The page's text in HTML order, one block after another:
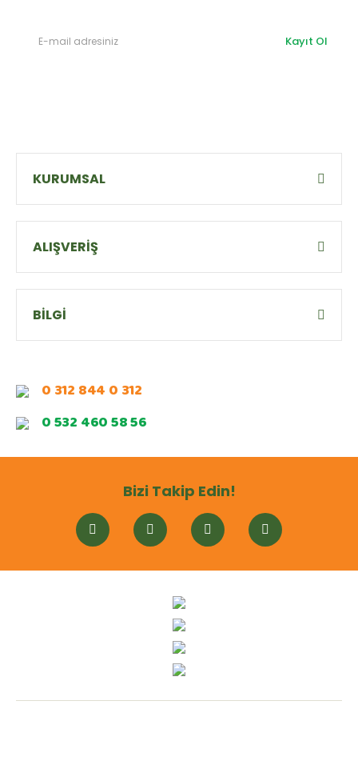
Kayıt Ol
KURUMSAL
ALIŞVERİŞ
BİLGİ
0 312 844 0 312
0 532 460 58 56
Bizi Takip Edin!